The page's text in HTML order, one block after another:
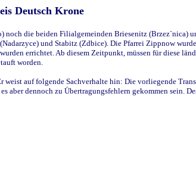
Deutsch Krone
die beiden Filialgemeinden Briesenitz (Brzez`nica)
und Stabitz (Zdbice). Die Pfarrei Zippnow
errichtet. Ab diesem Zeitpunkt, müssen für diese
worden.
weist auf folgende Sachverhalte hin: Die vorliegende
dennoch zu Übertragungsfehlern gekommen sein.